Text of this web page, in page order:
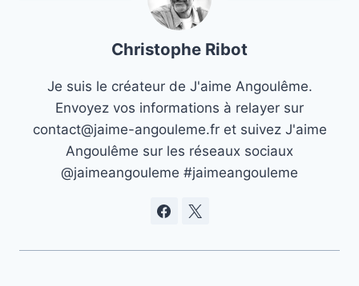
Christophe Ribot
Je suis le créateur de J'aime Angoulême.
Envoyez vos informations à relayer sur
contact@jaime-angouleme.fr et suivez J'aime
Angoulême sur les réseaux sociaux
@jaimeangouleme #jaimeangouleme